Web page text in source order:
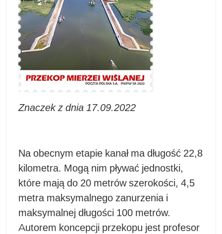
Znaczek z dnia 17.09.2022
Na obecnym etapie kanał ma długość 22,8
kilometra. Mogą nim pływać jednostki,
które mają do 20 metrów szerokości, 4,5
metra maksymalnego zanurzenia i
maksymalnej długości 100 metrów.
Autorem koncepcji przekopu jest profesor